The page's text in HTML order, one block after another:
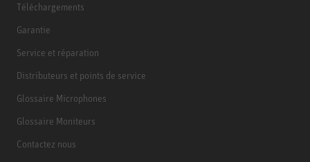
Téléchargements
Garantie
Service et réparation
Distributeurs et points de service
Glossaire Microphones
Glossaire Moniteurs
Contactez nous